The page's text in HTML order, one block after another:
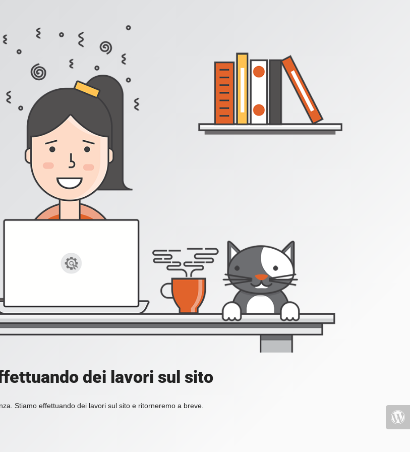
dei lavori sul sito
Stiamo effettuando dei lavori sul sito e ritorneremo a breve.